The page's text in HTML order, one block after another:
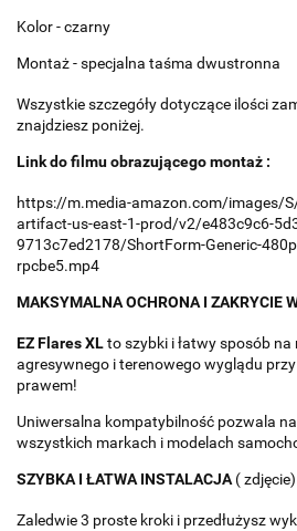
Kolor - czarny
Montaż - specjalna taśma dwustronna
Wszystkie szczegóły dotyczące ilości
znajdziesz poniżej.
Link do filmu obrazującego montaż :
https://m.media-amazon.com/images/
artifact-us-east-1-prod/v2/e483c9c6-
9713c7ed2178/ShortForm-Generic-
rpcbe5.mp4
MAKSYMALNA OCHRONA I ZAKRYCIE
EZ Flares XLto szybki i łatwy sposób na
agresywnego i terenowego wyglądu
prawem!
Uniwersalna kompatybilność pozwala
wszystkich markach i modelach
SZYBKA I ŁATWA INSTALACJA( zdjęcie)
Zaledwie 3 proste kroki i przedłużysz